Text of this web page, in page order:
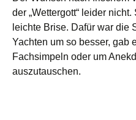
der „Wettergott“ leider
leichte Brise. Dafür war die
Yachten um so besser, gab
Fachsimpeln oder um
auszutauschen.